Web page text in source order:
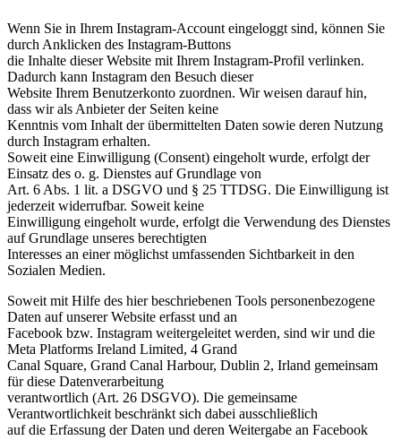
Wenn Sie in Ihrem Instagram-Account eingeloggt sind, können Sie
durch Anklicken des Instagram-Buttons
die Inhalte dieser Website mit Ihrem Instagram-Profil verlinken.
Dadurch kann Instagram den Besuch dieser
Website Ihrem Benutzerkonto zuordnen. Wir weisen darauf hin,
dass wir als Anbieter der Seiten keine
Kenntnis vom Inhalt der übermittelten Daten sowie deren Nutzung
durch Instagram erhalten.
Soweit eine Einwilligung (Consent) eingeholt wurde, erfolgt der
Einsatz des o. g. Dienstes auf Grundlage von
Art. 6 Abs. 1 lit. a DSGVO und § 25 TTDSG. Die Einwilligung ist
jederzeit widerrufbar. Soweit keine
Einwilligung eingeholt wurde, erfolgt die Verwendung des Dienstes
auf Grundlage unseres berechtigten
Interesses an einer möglichst umfassenden Sichtbarkeit in den
Sozialen Medien.
Soweit mit Hilfe des hier beschriebenen Tools personenbezogene
Daten auf unserer Website erfasst und an
Facebook bzw. Instagram weitergeleitet werden, sind wir und die
Meta Platforms Ireland Limited, 4 Grand
Canal Square, Grand Canal Harbour, Dublin 2, Irland gemeinsam
für diese Datenverarbeitung
verantwortlich (Art. 26 DSGVO). Die gemeinsame
Verantwortlichkeit beschränkt sich dabei ausschließlich
auf die Erfassung der Daten und deren Weitergabe an Facebook